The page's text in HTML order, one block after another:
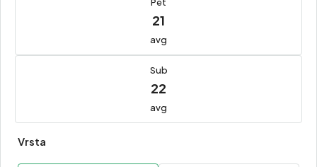
Pet
21
avg
Sub
22
avg
Vrsta